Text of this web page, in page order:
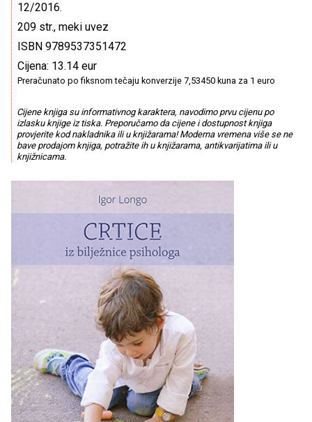
12/2016.
209 str., meki uvez
ISBN 9789537351472
Cijena: 13.14 eur
Preračunato po fiksnom tečaju konverzije 7,53450 kuna za 1 euro
Cijene knjiga su informativnog karaktera, navodimo prvu cijenu po
izlasku knjige iz tiska. Preporučamo da cijene i dostupnost knjiga
provjerite kod nakladnika ili u knjižarama! Moderna vremena više se ne
bave prodajom knjiga, potražite ih u knjižarama, antikvarijatima ili u
knjižnicama.